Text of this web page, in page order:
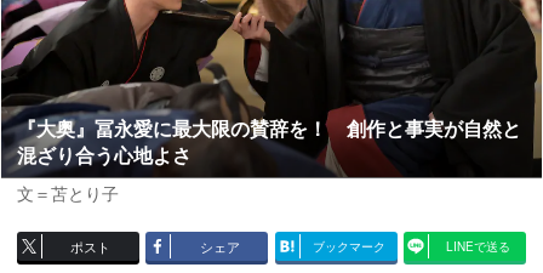
『大奥』冨永愛に最大限の賛辞を！ 創作と事実が自然と
混ざり合う心地よさ
文＝苫とり子
ポスト シェア ブックマーク LINEで送る